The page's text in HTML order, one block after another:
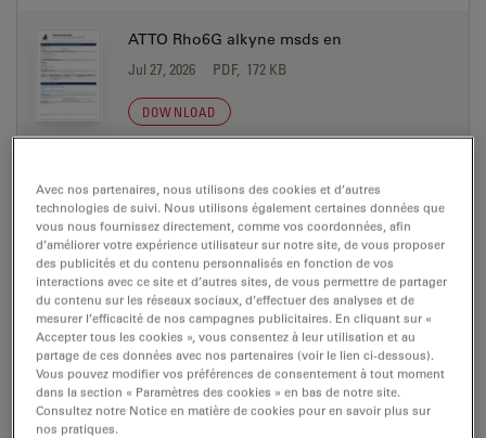
ATTO Rho6G alkyne msds en
Jul 27, 2026 PDF, 172 KB
DOWNLOAD
Jul 27, 2026 PDF, 198 KB
DOWNLOAD
ATTO Rho6G amine msds en
Jul 27, 2026 PDF, 177 KB
DOWNLOAD
Avec nos partenaires, nous utilisons des cookies et d’autres
technologies de suivi. Nous utilisons également certaines données que
vous nous fournissez directement, comme vos coordonnées, afin
d’améliorer votre expérience utilisateur sur notre site, de vous proposer
des publicités et du contenu personnalisés en fonction de vos
interactions avec ce site et d’autres sites, de vous permettre de partager
du contenu sur les réseaux sociaux, d’effectuer des analyses et de
mesurer l’efficacité de nos campagnes publicitaires. En cliquant sur «
Accepter tous les cookies », vous consentez à leur utilisation et au
partage de ces données avec nos partenaires (voir le lien ci-dessous).
Vous pouvez modifier vos préférences de consentement à tout moment
dans la section « Paramètres des cookies » en bas de notre site.
Consultez notre Notice en matière de cookies pour en savoir plus sur
nos pratiques.